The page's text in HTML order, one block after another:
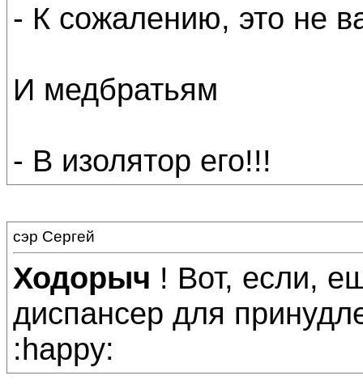
- К сожалению, это не
И медбратьям
- В изолятор его!!!
сэр Сергей
Ходорыч ! Вот, если,
диспансер для
:happy: